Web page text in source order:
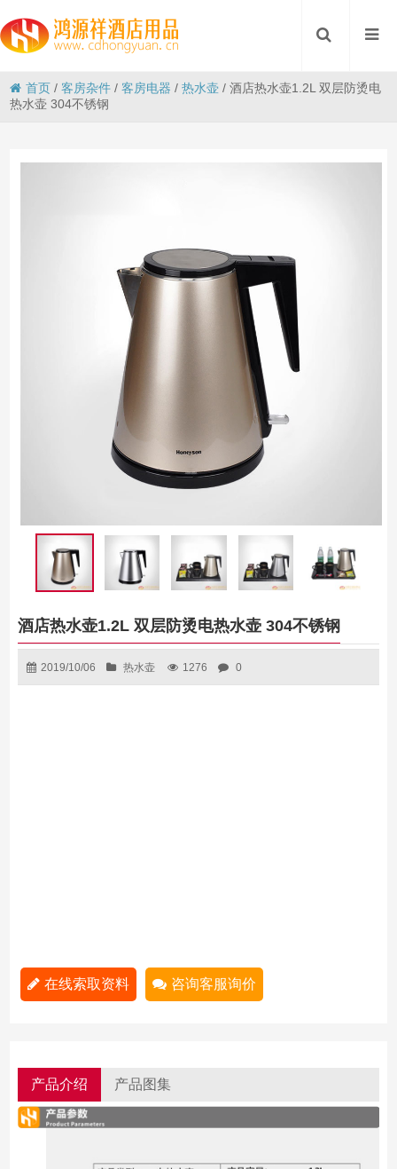
首页 /客房杂件 /客房电器 /热水壶 /酒店热水壶1.2L 双层防烫电
热水壶 304不锈钢
酒店热水壶1.2L 双层防烫电热水壶 304不锈钢
2019/10/06 热水壶 1276 0
在线索取资料 咨询客服询价
产品介绍 产品图集